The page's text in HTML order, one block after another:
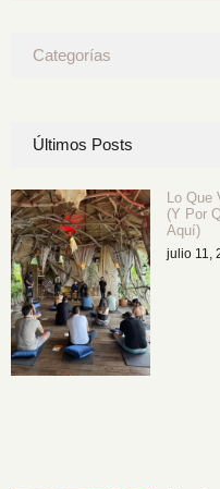
Categorías
Últimos Posts
Lo Que
(y Por
Aquí)
julio 11,